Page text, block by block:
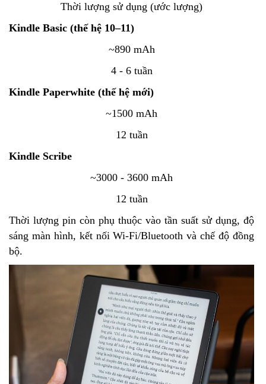
Thời lượng sử dụng (ước lượng)
Kindle Basic (thế hệ 10–11)
~890 mAh
4 - 6 tuần
Kindle Paperwhite (thế hệ mới)
~1500 mAh
12 tuần
Kindle Scribe
~3000 - 3600 mAh
12 tuần
Thời lượng pin còn phụ thuộc vào tần suất sử dụng, độ
sáng màn hình, kết nối Wi-Fi/Bluetooth và chế độ đồng
bộ.